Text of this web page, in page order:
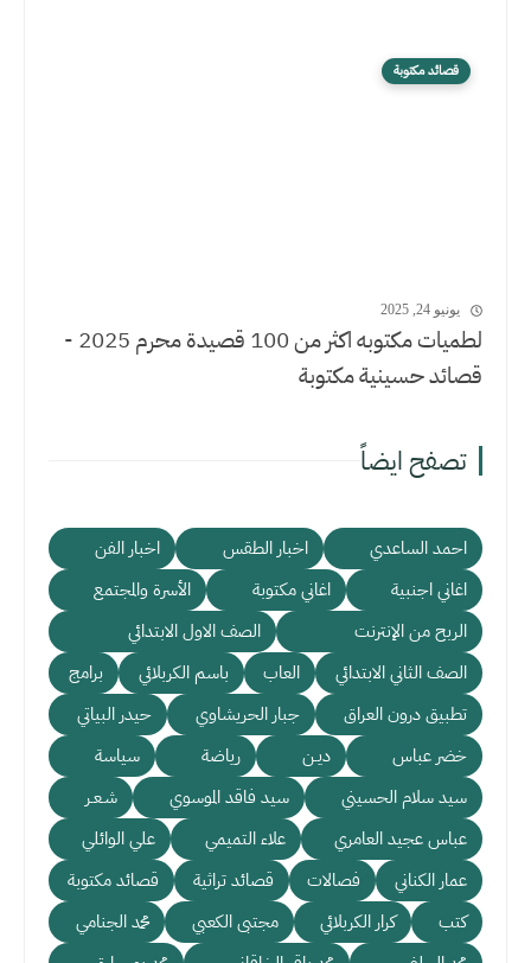
قصائد مكتوبة
يونيو 24, 2025
لطميات مكتوبه اكثر من 100 قصيدة محرم 2025 -
قصائد حسينية مكتوبة
تصفح ايضاً
احمد الساعدي اخبار الطقس
اخبار الفن
اغاني اجنبية
اغاني مكتوبة
الأسرة والمجتمع
الربح من الإنترنت
الصف الاول الابتدائي
الصف الثاني الابتدائي
العاب باسم الكربلائي
برامج
تطبيق درون العراق
جبار الحريشاوي
حيدر البياتي
خضر عباس
ديـن رياضة
سياسة
سيد سلام الحسيني
سيد فاقد الموسوي
شـعـر
عباس عجيد العامري
علاء التميمي
علي الوائلي
عمار الكناني
فصالات قصائد تراثية
قصائد مكتوبة
كتب
كرار الكربلائي مجتبى الكعبي
محمد الجنامي